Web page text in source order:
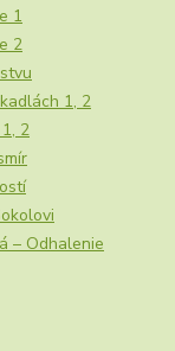
1
2
1, 2
2
– Odhalenie